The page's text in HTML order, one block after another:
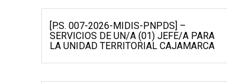
[P.S. 007-2026-MIDIS-PNPDS] –
SERVICIOS DE UN/A (01) JEFE/A PARA
LA UNIDAD TERRITORIAL CAJAMARCA